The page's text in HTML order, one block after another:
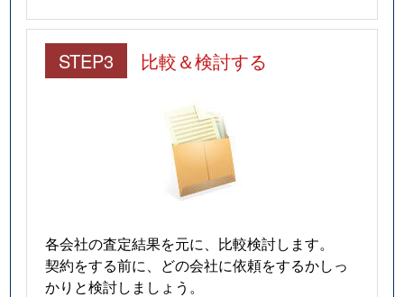
STEP3 比較＆検討する
各会社の査定結果を元に、比較検討します。
契約をする前に、どの会社に依頼をするかしっ
かりと検討しましょう。